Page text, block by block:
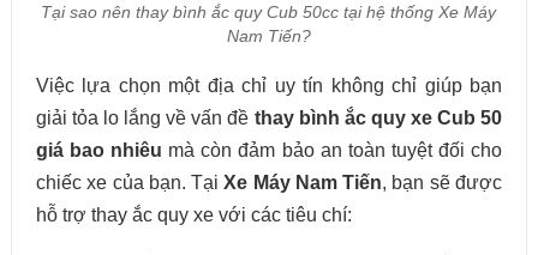
Tại sao nên thay bình ắc quy Cub 50cc tại hệ thống Xe Máy
Nam Tiến?
Việc lựa chọn một địa chỉ uy tín không chỉ giúp bạn
giải tỏa lo lắng về vấn đề thay bình ắc quy xe Cub 50
giá bao nhiêu mà còn đảm bảo an toàn tuyệt đối cho
chiếc xe của bạn. TạiXe Máy Nam Tiến, bạn sẽ được
hỗ trợ thay ắc quy xe với các tiêu chí: